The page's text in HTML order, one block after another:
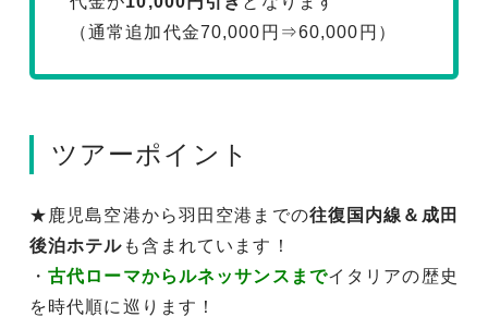
（通常追加代金70,000円⇒60,000円）
ツアーポイント
★鹿児島空港から羽田空港までの往復国内線＆成田
後泊ホテル も含まれています！
・古代ローマからルネッサンスまでイタリアの歴史
を時代順に巡ります！